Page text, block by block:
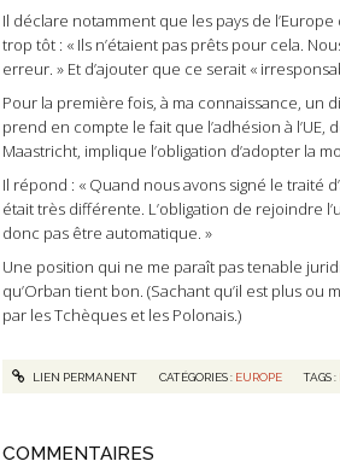
Il déclare notamment que les pays de
trop tôt : « Ils n’étaient pas prêts pour cela.
erreur. » Et d’ajouter que ce serait «
Pour la première fois, à ma connaissance, un
prend en compte le fait que l’adhésion à l’UE,
Maastricht, implique l’obligation d’adopter la
Il répond : « Quand nous avons signé le traité
était très différente. L’obligation de rejoindre
donc pas être automatique. »
Une position qui ne me paraît pas tenable
qu’Orban tient bon. (Sachant qu’il est plus ou
par les Tchèques et les Polonais.)
LIEN PERMANENT CATÉGORIES : EUROPE TAGS :
COMMENTAIRES